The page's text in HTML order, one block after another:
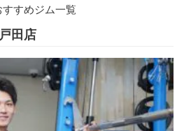
すすめジム一覧
田店